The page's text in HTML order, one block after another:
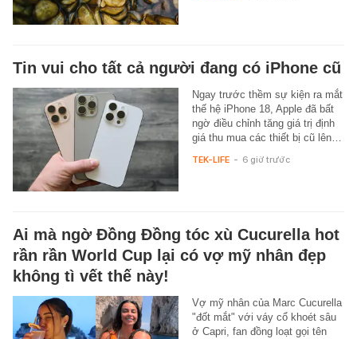
Tin vui cho tất cả người đang có iPhone cũ
Ngay trước thềm sự kiện ra mắt
thế hệ iPhone 18, Apple đã bất
ngờ điều chỉnh tăng giá trị định
giá thu mua các thiết bị cũ lên…
TEK-LIFE - 6 giờ trước
Ai mà ngờ Đồng Đồng tóc xù Cucurella hot
rần rần World Cup lại có vợ mỹ nhân đẹp
không tì vết thế này!
Vợ mỹ nhân của Marc Cucurella
"đốt mắt" với váy cổ khoét sâu
ở Capri, fan đồng loạt gọi tên